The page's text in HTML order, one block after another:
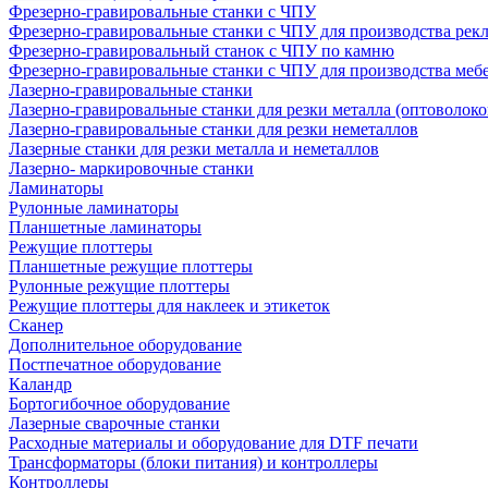
Фрезерно-гравировальные станки с ЧПУ
Фрезерно-гравировальные станки с ЧПУ для производства
Фрезерно-гравировальный станок с ЧПУ по камню
Фрезерно-гравировальные станки с ЧПУ для производства
Лазерно-гравировальные станки
Лазерно-гравировальные станки для резки металла
Лазерно-гравировальные станки для резки неметаллов
Лазерные станки для резки металла и неметаллов
Лазерно- маркировочные станки
Ламинаторы
Рулонные ламинаторы
Планшетные ламинаторы
Режущие плоттеры
Планшетные режущие плоттеры
Рулонные режущие плоттеры
Режущие плоттеры для наклеек и этикеток
Сканер
Дополнительное оборудование
Постпечатное оборудование
Каландр
Бортогибочное оборудование
Лазерные сварочные станки
Расходные материалы и оборудование для DTF печати
Трансформаторы (блоки питания) и контроллеры
Контроллеры